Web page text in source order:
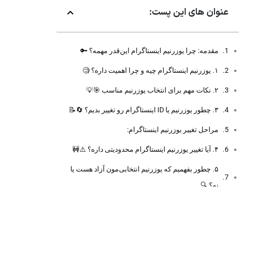
عنوان های این پست:
مقدمه: چرا یوزرنیم اینستاگرام این‌قدر مهمه؟ 🔑
۱. یوزرنیم اینستاگرام چیه و چرا اهمیت داره؟ 🧐
۲. نکات مهم برای انتخاب یوزرنیم مناسب 🎯💡
۳. چطور یوزرنیم یا ID اینستاگرام رو تغییر بدیم؟ 🔄📝
مراحل تغییر یوزرنیم اینستاگرام:
۴. آیا تغییر یوزرنیم اینستاگرام محدودیتی داره؟ ⚠️🚧
۵. چطور بفهمیم که یوزرنیم انتخابی‌مون آزاد هست یا
نه؟ 🔍